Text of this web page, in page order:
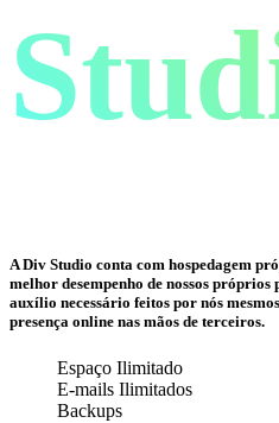
A Div Studio conta com hospedagem
melhor desempenho de nossos próprios
auxílio necessário feitos por nós
presença online nas mãos de terceiros.
Espaço Ilimitado
E-mails Ilimitados
Backups